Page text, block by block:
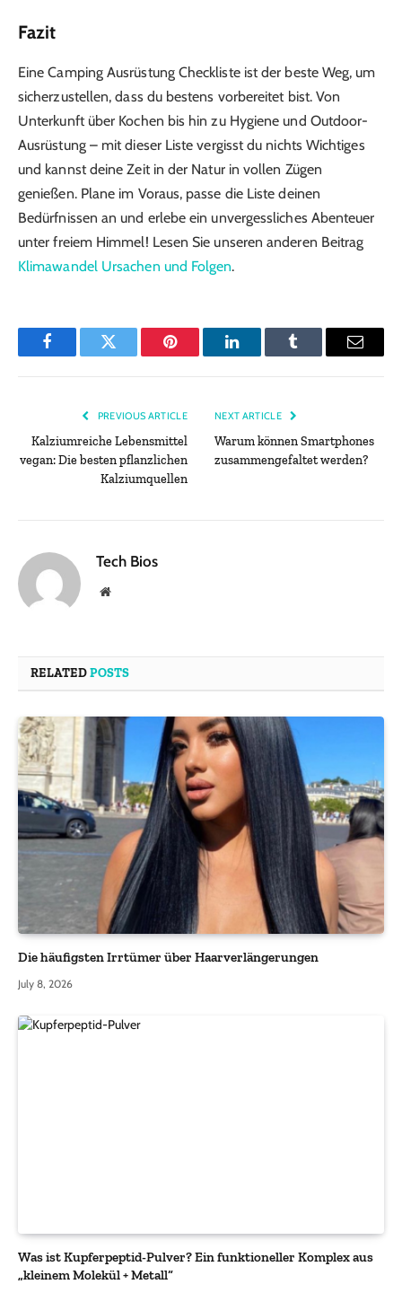
Fazit
Eine Camping Ausrüstung Checkliste ist der beste Weg, um
sicherzustellen, dass du bestens vorbereitet bist. Von
Unterkunft über Kochen bis hin zu Hygiene und Outdoor-
Ausrüstung – mit dieser Liste vergisst du nichts Wichtiges
und kannst deine Zeit in der Natur in vollen Zügen
genießen. Plane im Voraus, passe die Liste deinen
Bedürfnissen an und erlebe ein unvergessliches Abenteuer
unter freiem Himmel! Lesen Sie unseren anderen Beitrag
Klimawandel Ursachen und Folgen.
FacebookTwitter Pinterest LinkedInTumblr Email
PREVIOUS ARTICLE
Kalziumreiche Lebensmittel
vegan: Die besten pflanzlichen
Kalziumquellen
NEXT ARTICLE
Warum können Smartphones
zusammengefaltet werden?
Tech Bios
Website
RELATEDPOSTS
Die häufigsten Irrtümer über Haarverlängerungen
July 8, 2026
Was ist Kupferpeptid-Pulver? Ein funktioneller Komplex aus
„kleinem Molekül + Metall“